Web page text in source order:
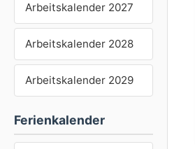
Arbeitskalender 2027
Arbeitskalender 2028
Arbeitskalender 2029
Ferienkalender